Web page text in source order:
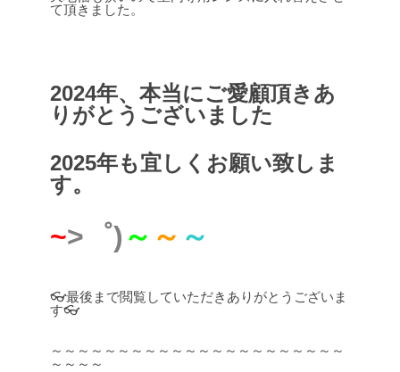
て頂きました。
2024年、本当にご愛顧頂きあ
りがとうございました
2025年も宜しくお願い致しま
す。
~>゜) ～ ～ ～
👓最後まで閲覧していただきありがとうございま
す👓
～～～～～～～～～～～～～～～～～～～～～～
～～～～